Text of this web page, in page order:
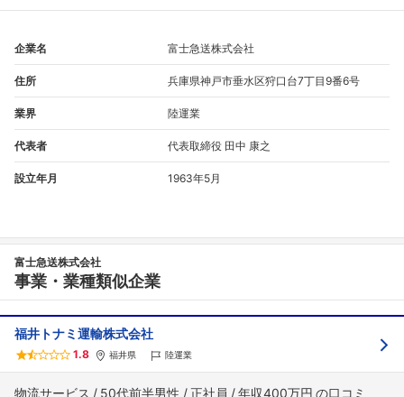
こちらの企業もフォローしませんか？
企業名 富士急送株式会社
住所 兵庫県神戸市垂水区狩口台7丁目9番6号
業界 陸運業
代表者 代表取締役 田中 康之
設立年月 1963年5月
富士急送株式会社
事業・業種類似企業
福井トナミ運輸株式会社
1.8 福井県 陸運業
物流サービス 50代前半男性 正社員 年収400万円